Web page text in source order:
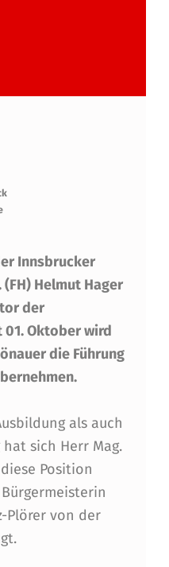
Innsbrucker
Helmut Hager
der
Oktober wird
die Führung
als auch
sich Herr Mag.
Position
Plörer von der